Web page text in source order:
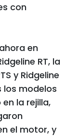
con
en
RT, la
y Ridgeline
los modelos
la rejilla,
el motor, y